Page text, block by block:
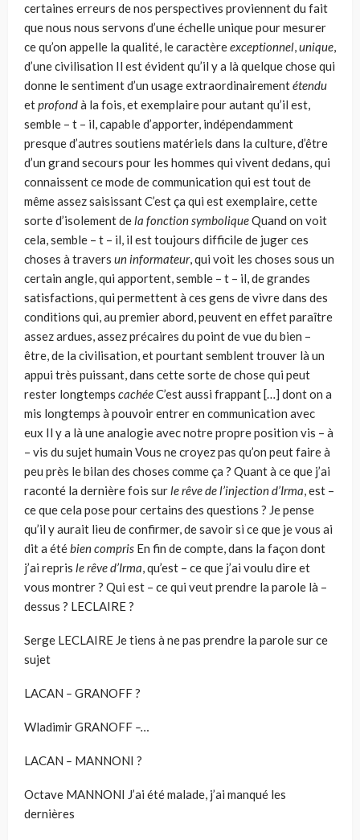
certaines erreurs de nos perspectives proviennent du fait
que nous nous servons d’une échelle unique pour mesurer
ce qu’on appelle la qualité, le caractèreexceptionnel,unique,
d’une civilisation Il est évident qu’il y a là quelque chose qui
donne le sentiment d’un usage extraordinairementétendu
etprofondà la fois, et exemplaire pour autant qu’il est,
semble – t – il, capable d’apporter, indépendamment
presque d’autres soutiens matériels dans la culture, d’être
d’un grand secours pour les hommes qui vivent dedans, qui
connaissent ce mode de communication qui est tout de
même assez saisissant C’est ça qui est exemplaire, cette
sorte d’isolement dela fonction symboliqueQuand on voit
cela, semble – t – il, il est toujours difficile de juger ces
choses à travers un informateur, qui voit les choses sous un
certain angle, qui apportent, semble – t – il, de grandes
satisfactions, qui permettent à ces gens de vivre dans des
conditions qui, au premier abord, peuvent en effet paraître
assez ardues, assez précaires du point de vue du bien –
être, de la civilisation, et pourtant semblent trouver là un
appui très puissant, dans cette sorte de chose qui peut
rester long­temps cachéeC’est aussi frappant […] dont on a
mis longtemps à pouvoir entrer en communication avec
eux Il y a là une analogie avec notre propre position vis – à
– vis du sujet humain Vous ne croyez pas qu’on peut faire à
peu près le bilan des choses comme ça ? Quant à ce que j’ai
raconté la dernière fois surle rêve de l’injection d’Irma, est –
ce que cela pose pour certains des questions ? Je pense
qu’il y aurait lieu de confirmer, de savoir si ce que je vous ai
dit a étébien compris En fin de compte, dans la façon dont
j’ai repris le rêve d’Irma, qu’est – ce que j’ai voulu dire et
vous montrer ? Qui est – ce qui veut prendre la parole là –
des­sus ? LECLAIRE ?
Serge LECLAIRE Jetiens à ne pas prendre la parole sur ce
sujet
LACAN – GRANOFF ?
Wladimir GRANOFF –…
LACAN – MANNONI ?
Octave MANNONI J’ai été malade, j’ai manqué les
dernières